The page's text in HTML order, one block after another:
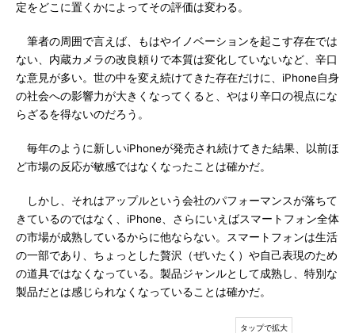
定をどこに置くかによってその評価は変わる。
筆者の周囲で言えば、もはやイノベーションを起こす存在では
ない、内蔵カメラの改良頼りで本質は変化していないなど、辛口
な意見が多い。世の中を変え続けてきた存在だけに、iPhone自身
の社会への影響力が大きくなってくると、やはり辛口の視点にな
らざるを得ないのだろう。
毎年のように新しいiPhoneが発売され続けてきた結果、以前ほ
ど市場の反応が敏感ではなくなったことは確かだ。
しかし、それはアップルという会社のパフォーマンスが落ちて
きているのではなく、iPhone、さらにいえばスマートフォン全体
の市場が成熟しているからに他ならない。スマートフォンは生活
の一部であり、ちょっとした贅沢（ぜいたく）や自己表現のため
の道具ではなくなっている。製品ジャンルとして成熟し、特別な
製品だとは感じられなくなっていることは確かだ。